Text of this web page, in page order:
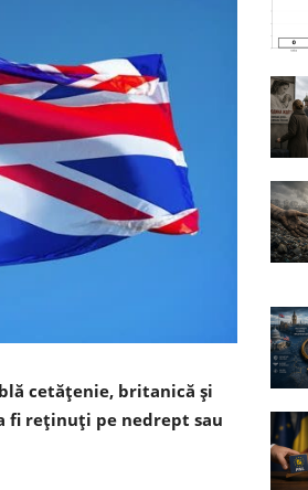
cetăţenie, britanică şi
fi reţinuţi pe nedrept sau